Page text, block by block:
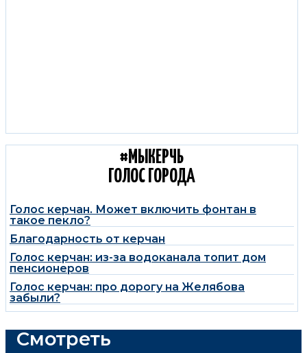
#МЫКЕРЧЬ
ГОЛОС ГОРОДА
Голос керчан. Может включить фонтан в
такое пекло?
Благодарность от керчан
Голос керчан: из-за водоканала топит дом
пенсионеров
Голос керчан: про дорогу на Желябова
забыли?
Смотреть